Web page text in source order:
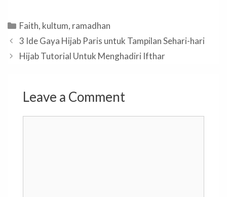
Categories
Faith, kultum, ramadhan
3 Ide Gaya Hijab Paris untuk Tampilan Sehari-hari
Hijab Tutorial Untuk Menghadiri Ifthar
Leave a Comment